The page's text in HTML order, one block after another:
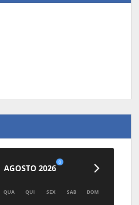
AGOSTO 2026
0
QUA QUI SEX SAB DOM